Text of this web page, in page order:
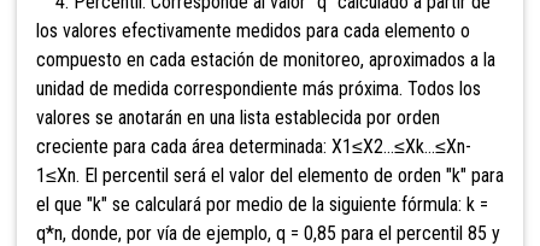
los valores efectivamente medidos para cada elemento o
compuesto en cada estación de monitoreo, aproximados a la
unidad de medida correspondiente más próxima. Todos los
valores se anotarán en una lista establecida por orden
creciente para cada área determinada: X1≤X2...≤Xk...≤Xn-
1≤Xn. El percentil será el valor del elemento de orden "k" para
el que "k" se calculará por medio de la siguiente fórmula: k =
q*n, donde, por vía de ejemplo, q = 0,85 para el percentil 85 y